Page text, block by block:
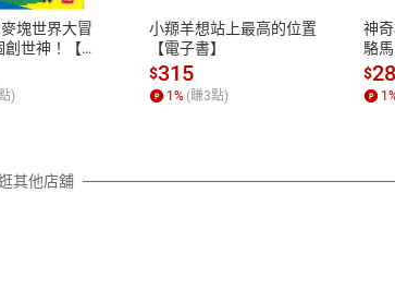
護法及通訊交易解
適用準則，依商品性
詳細退換貨說明請參
客服電話：0080-
塊世界大冒
世神！【電
)
小羱羊想站上最高的位置
【電子書】
$315
1% (賺3點)
神
駱
【電
$
1
其他店舖